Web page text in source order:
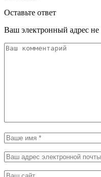
Оставьте ответ
Ваш электронный адрес не